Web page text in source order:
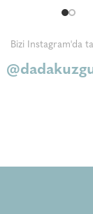
Bizi Instagram'da